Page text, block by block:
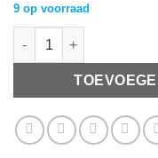
9 op voorraad
Houten bedel Bloem